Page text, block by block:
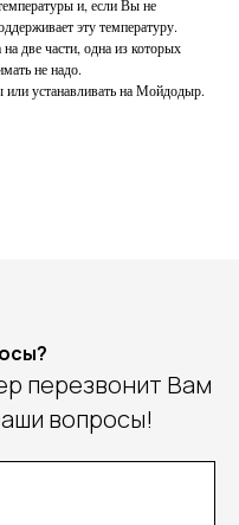
и, если Вы не
эту температуру.
две части, одна из которых
не надо.
устанавливать на Мойдодыр.
перезвонит Вам
вопросы!